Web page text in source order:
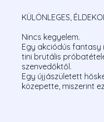
KÜLÖNLEGES,
Nincs kegyelem.
Egy akciódús fantasy
tini brutális
szenvedőktől.
Egy újjászületett
közepette, miszerint